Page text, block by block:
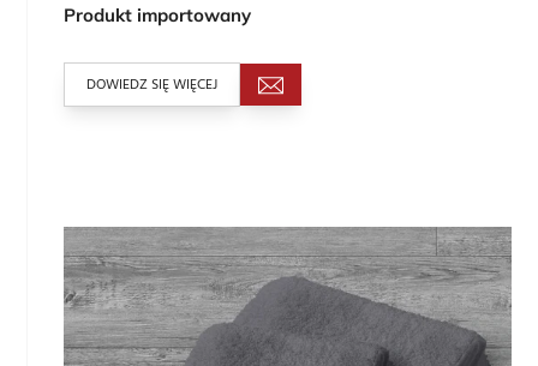
Produkt importowany
DOWIEDZ SIĘ WIĘCEJ